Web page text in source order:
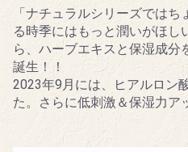
「ナチュラルシリーズでは
る時季にはもっと潤いがほし
ら、ハーブエキスと保湿成分
誕生！！
2023年9月には、ヒアルロン
た。さらに低刺激＆保湿力ア